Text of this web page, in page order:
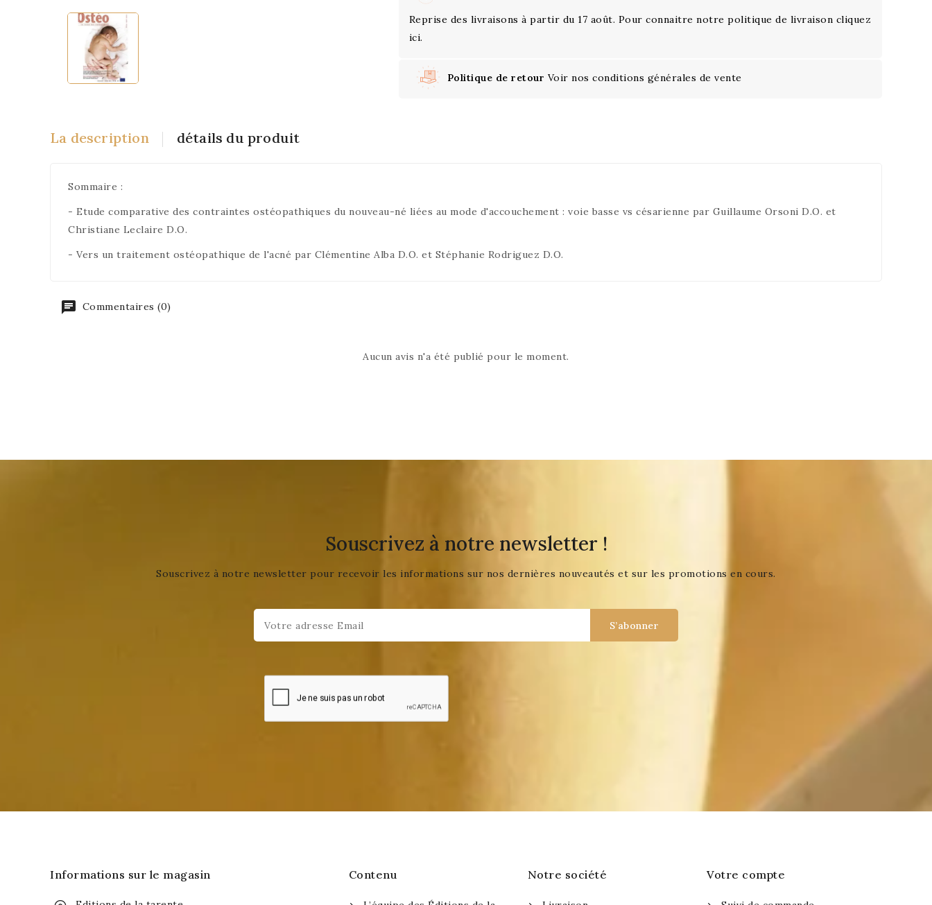
Reprise des livraisons à partir du 17 août. Pour connaitre notre politique de livraison cliquez
ici.
Politique de retour Voir nos conditions générales de vente
La description détails du produit
Sommaire :
- Etude comparative des contraintes ostéopathiques du nouveau-né liées au mode d'accouchement : voie basse vs césarienne par Guillaume Orsoni D.O. et
Christiane Leclaire D.O.
- Vers un traitement ostéopathique de l'acné par Clémentine Alba D.O. et Stéphanie Rodriguez D.O.
Commentaires (0)
Aucun avis n'a été publié pour le moment.
Souscrivez à notre newsletter !
Souscrivez à notre newsletter pour recevoir les informations sur nos dernières nouveautés et sur les promotions en cours.
Informations sur le magasin Contenu Notre société Votre compte